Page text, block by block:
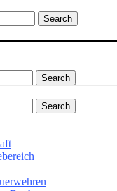
Search
Search
Search